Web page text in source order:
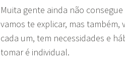
Muita gente ainda não
vamos te explicar, mas
cada um, tem necessidades e
tomar é individual.